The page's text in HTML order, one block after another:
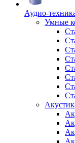
Аудио-
Умные